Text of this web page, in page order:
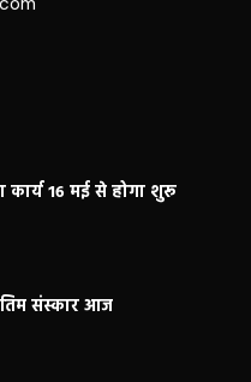
16 मई से होगा शुरू
संस्कार आज